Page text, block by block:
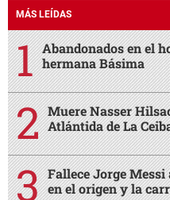
MÁS LEÍDAS
Abandonados en el
hermana Básima
Muere Nasser
Atlántida de La
Fallece Jorge
en el origen y la